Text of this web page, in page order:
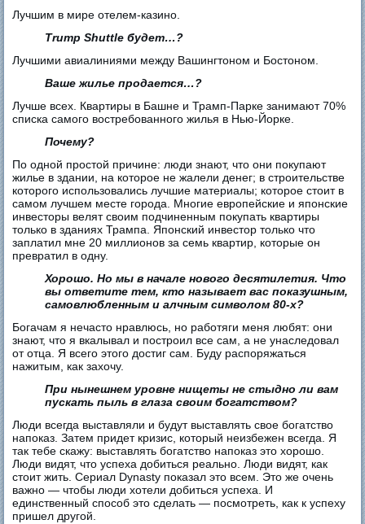
Лучшим в мире отелем-казино.
Trump Shuttle будет…?
Лучшими авиалиниями между Вашингтоном и Бостоном.
Ваше жилье продается…?
Лучше всех. Квартиры в Башне и Трамп-Парке занимают 70%
списка самого востребованного жилья в Нью-Йорке.
Почему?
По одной простой причине: люди знают, что они покупают
жилье в здании, на которое не жалели денег; в строительстве
которого использовались лучшие материалы; которое стоит в
самом лучшем месте города. Многие европейские и японские
инвесторы велят своим подчиненным покупать квартиры
только в зданиях Трампа. Японский инвестор только что
заплатил мне 20 миллионов за семь квартир, которые он
превратил в одну.
Хорошо. Но мы в начале нового десятилетия. Что
вы ответите тем, кто называет вас показушным,
самовлюбленным и алчным символом 80-х?
Богачам я нечасто нравлюсь, но работяги меня любят: они
знают, что я вкалывал и построил все сам, а не унаследовал
от отца. Я всего этого достиг сам. Буду распоряжаться
нажитым, как захочу.
При нынешнем уровне нищеты не стыдно ли вам
пускать пыль в глаза своим богатством?
Люди всегда выставляли и будут выставлять свое богатство
напоказ. Затем придет кризис, который неизбежен всегда. Я
так тебе скажу: выставлять богатство напоказ это хорошо.
Люди видят, что успеха добиться реально. Люди видят, как
стоит жить. Сериал Dynasty показал это всем. Это же очень
важно — чтобы люди хотели добиться успеха. И
единственный способ это сделать — посмотреть, как к успеху
пришел другой.